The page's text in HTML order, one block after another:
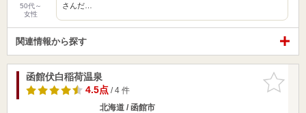
50代～
女性
さんだ…
関連情報から探す
お気に入
りに追加
函館伏白稲荷温泉
4.5点/ 4 件
北海道 / 函館市